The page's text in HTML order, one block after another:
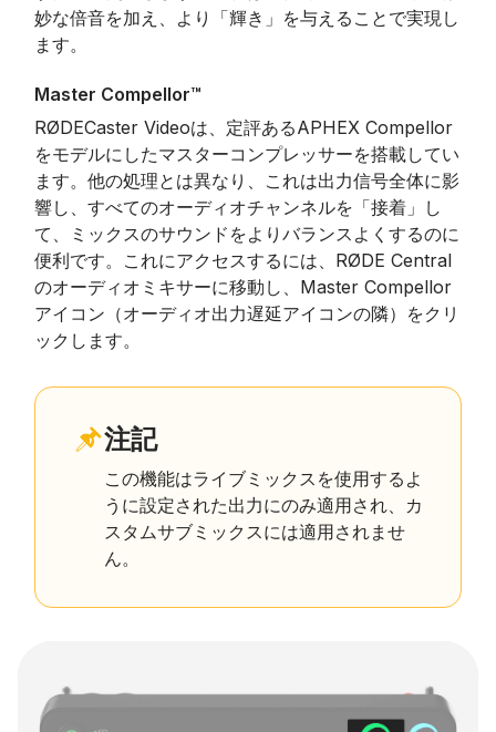
妙な倍音を加え、より「輝き」を与えることで実現し
ます。
Master Compellor™
RØDECaster Videoは、定評あるAPHEX Compellor
をモデルにしたマスターコンプレッサーを搭載してい
ます。他の処理とは異なり、これは出力信号全体に影
響し、すべてのオーディオチャンネルを「接着」し
て、ミックスのサウンドをよりバランスよくするのに
便利です。これにアクセスするには、RØDE Central
のオーディオミキサーに移動し、Master Compellor
アイコン（オーディオ出力遅延アイコンの隣）をクリ
ックします。
注記
この機能はライブミックスを使用するよ
うに設定された出力にのみ適用され、カ
スタムサブミックスには適用されませ
ん。